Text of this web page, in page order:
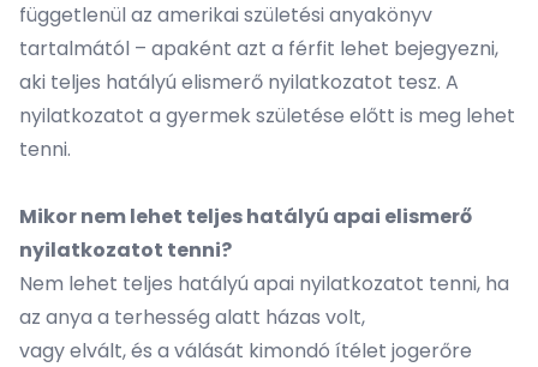
függetlenül az amerikai születési anyakönyv
tartalmától – apaként azt a férfit lehet bejegyezni,
aki teljes hatályú elismerő nyilatkozatot tesz. A
nyilatkozatot a gyermek születése előtt is meg lehet
tenni.
Mikor nem lehet teljes hatályú apai elismerő
nyilatkozatot tenni?
Nem lehet teljes hatályú apai nyilatkozatot tenni, ha
az anya a terhesség alatt házas volt,
vagy elvált, és a válását kimondó ítélet jogerőre